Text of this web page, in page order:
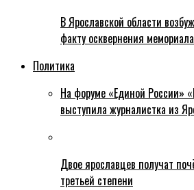
В Ярославской области
факту осквернения
Политика
На форуме «Единой России»
выступила журналистка из
Двое ярославцев получат
третьей степени